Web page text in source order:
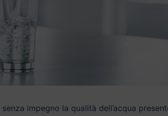
impegno la qualità dell’acqua